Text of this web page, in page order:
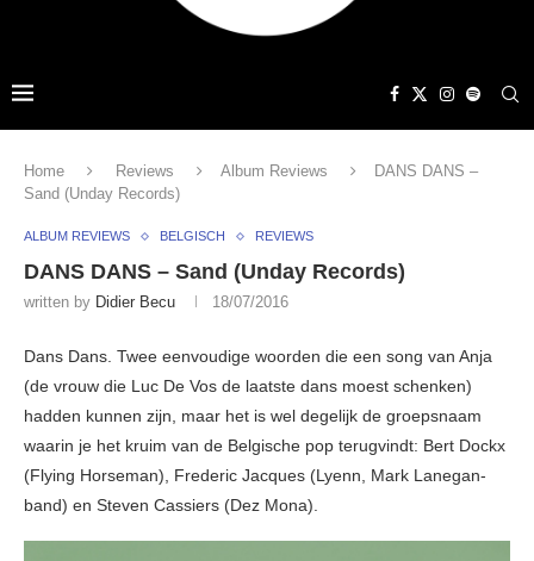
Home Reviews Album Reviews
DANS DANS –
Sand (Unday Records)
ALBUM REVIEWS BELGISCH REVIEWS
DANS DANS – Sand (Unday Records)
written by Didier Becu 18/07/2016
Dans Dans. Twee eenvoudige woorden die een song van Anja
(de vrouw die Luc De Vos de laatste dans moest schenken)
hadden kunnen zijn, maar het is wel degelijk de groepsnaam
waarin je het kruim van de Belgische pop terugvindt: Bert Dockx
(Flying Horseman), Frederic Jacques (Lyenn, Mark Lanegan-
band) en Steven Cassiers (Dez Mona).